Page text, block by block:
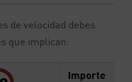
de velocidad debes
que implican:
Importe